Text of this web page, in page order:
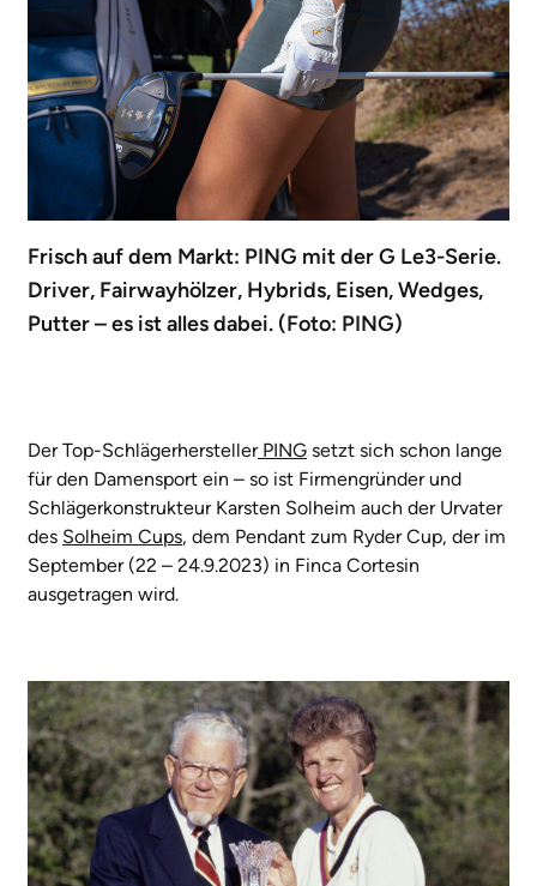
Frisch auf dem Markt: PING mit der G Le3-Serie.
Driver, Fairwayhölzer, Hybrids, Eisen, Wedges,
Putter – es ist alles dabei. (Foto: PING)
Der Top-SchlägerherstellerPING setzt sich schon lange
für den Damensport ein – so ist Firmengründer und
Schlägerkonstrukteur Karsten Solheim auch der Urvater
des Solheim Cups, dem Pendant zum Ryder Cup, der im
September (22 – 24.9.2023) in Finca Cortesin
ausgetragen wird.